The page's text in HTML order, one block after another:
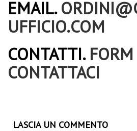
EMAIL.
UFFICIO.COM
CONTATTI. FORM
CONTATTACI
LASCIA UN COMMENTO